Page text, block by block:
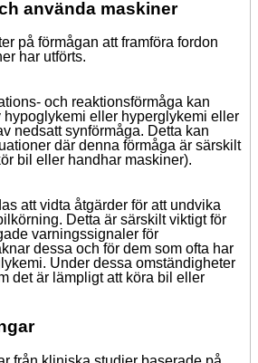
använda maskiner
på förmågan att framföra fordon
har utförts.
och reaktionsförmåga kan
hypoglykemi eller hyperglykemi eller
nedsatt synförmåga. Detta kan
där denna förmåga är särskilt
bil eller handhar maskiner).
att vidta åtgärder för att undvika
Detta är särskilt viktigt för
varningssignaler för
dessa och för dem som ofta har
Under dessa omständigheter
det är lämpligt att köra bil eller